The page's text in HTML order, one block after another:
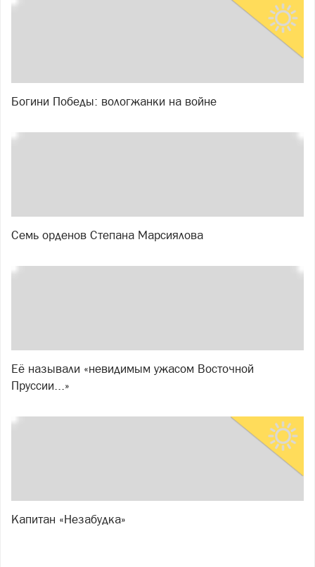
Богини Победы: вологжанки на войне
Семь орденов Степана Марсиялова
Её называли «невидимым ужасом Восточной
Пруссии...»
Капитан «Незабудка»